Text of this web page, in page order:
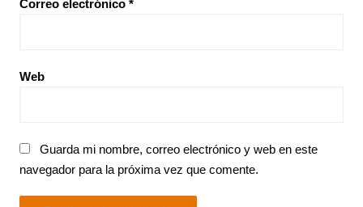
Correo electrónico *
Web
Guarda mi nombre, correo electrónico y web en este
navegador para la próxima vez que comente.